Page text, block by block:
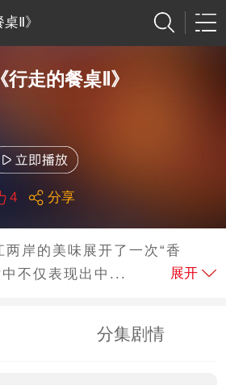
Ⅱ》
《行走的餐桌Ⅱ》
4 分享
两岸的美味展开了一次“香
不仅表现出中...
展开
分集剧情